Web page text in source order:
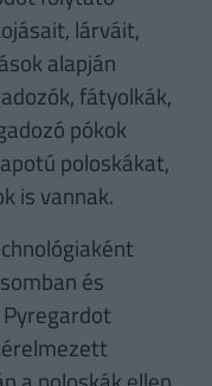
lárváit,
alapján
fátyolkák,
pókok
poloskákat,
is vannak.
és